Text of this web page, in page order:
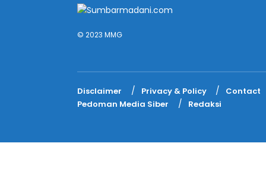
© 2023 MMG
Disclaimer Privacy & Policy
Contact
Pedoman Media Siber
Redaksi